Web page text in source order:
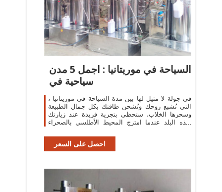
السياحة في موريتانيا : اجمل 5 مدن
سياحية في
في جولة لا مثيل لها بين مدة السياحة في موريتانيا ،
التي تُشبع روحك وتُشحن طاقتك بكل جمال الطبيعة
وسحرها الخلاب، ستحظى بتجرية فريدة عند زيارتك
لهذه البلد عندما امتزج المحيط الأطلسي بالصحراء
احصل على السعر